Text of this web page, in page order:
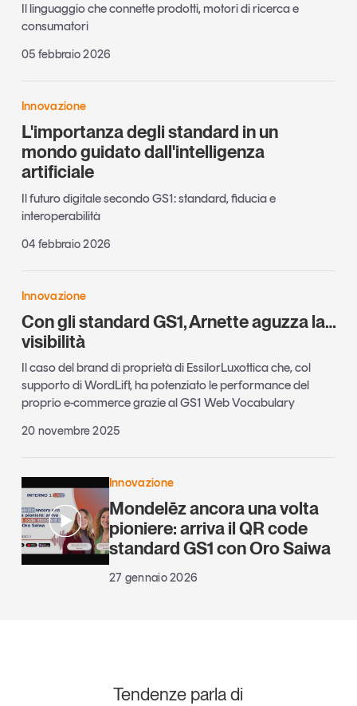
Il linguaggio che connette prodotti, motori di ricerca e
consumatori
05 febbraio 2026
Innovazione
L'importanza degli standard in un
mondo guidato dall'intelligenza
artificiale
Il futuro digitale secondo GS1: standard, fiducia e
interoperabilità
04 febbraio 2026
Innovazione
Con gli standard GS1, Arnette aguzza la…
visibilità
Il caso del brand di proprietà di EssilorLuxottica che, col
supporto di WordLift, ha potenziato le performance del
proprio e-commerce grazie al GS1 Web Vocabulary
20 novembre 2025
Innovazione
Mondelēz ancora una volta
pioniere: arriva il QR code
standard GS1 con Oro Saiwa
27 gennaio 2026
Tendenze parla di